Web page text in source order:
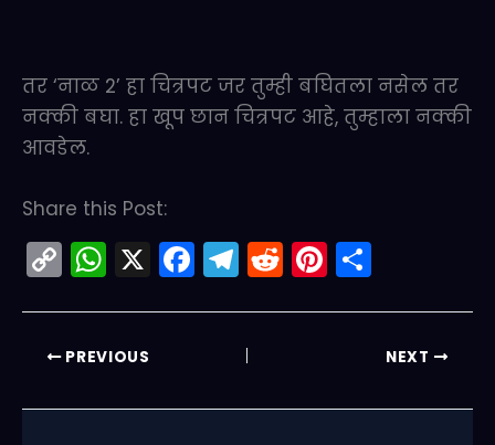
तर ‘नाळ 2’ हा चित्रपट जर तुम्ही बघितला नसेल तर
नक्की बघा. हा खूप छान चित्रपट आहे, तुम्हाला नक्की
आवडेल.
Share this Post:
C
o
p
y
Li
W
a
ts
A
X F
a
c
b
T
el
e
gr
a
R
e
d
t
Pi
nt
er
st
ar
e
PREVIOUS NEXT